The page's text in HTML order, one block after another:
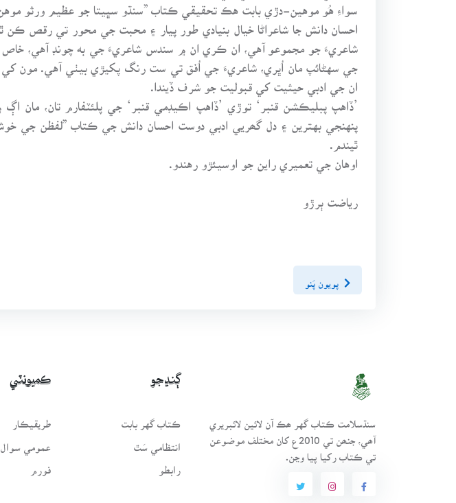
سواءِ هُو موهين-دڙي بابت هڪ تحقيقي ڪتاب ”سنڌو سڀيتا جو عظيم ورثو
احسان دانش جا شاعراڻا خيال بنيادي طور پيار ۽ محبت جي محور تي رقص
شاعريءَ جو مجموعو آهي، ان ڪري ان ۾ سندس شاعريءَ جي به چونڊ آهي،
جي سهڻائپ مان اُڀري، شاعريءَ جي اُفق تي ست رنگ پکيڙي بيٺي آهي. مون کي
ان جي ادبي حيثيت کي قبوليت جو شرف ڏيندا.
’ڏاهپ پبليڪشن قنبر‘ توڙي ’ڏاهپ اڪيڊمي قنبر‘ جي پلئٽفارم تان،
پنهنجي بهترين ۽ دل گھريي ادبي دوست احسان دانش جي ڪتاب ”لفظن جي
اوهان جي تعميري راين جو اوسيئڙو رهندو.
رياضت ٻرڙو
پويون پَنو
سنڌسلامت ڪتاب گهر ھڪ آن لائين لائبريري
آھي، جنھن تي 2010ع کان مختلف موضوعن
تي ڪتاب رکيا پيا وڃن.
ڳنڍجو
ڪتاب گهر بابت
انتظامي سَٿ
رابطو
ڪميونٽي
طريقيڪار
عمومي سوال
فورم